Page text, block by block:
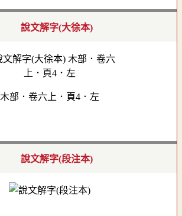
說文解字(大徐本)
木部．卷六上．頁4．左
說文解字(段注本)